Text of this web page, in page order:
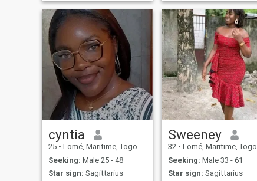
cyntia
25 • Lomé, Maritime, Togo
Seeking: Male 25 - 48
Star sign: Sagittarius
Sweeney
32 • Lomé, Maritime, Togo
Seeking: Male 33 - 61
Star sign: Sagittarius